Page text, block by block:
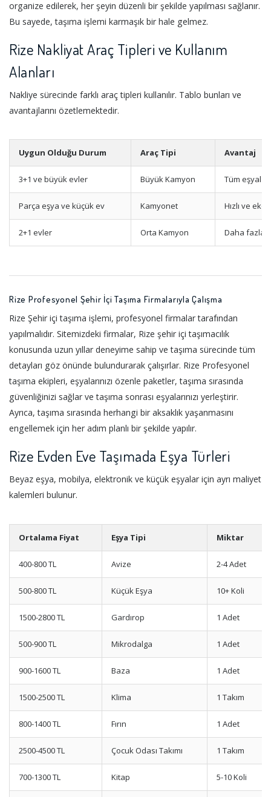
organize edilerek, her şeyin düzenli bir şekilde yapılması sağlanır.
Bu sayede, taşıma işlemi karmaşık bir hale gelmez.
Rize Nakliyat Araç Tipleri ve Kullanım
Alanları
Nakliye sürecinde farklı araç tipleri kullanılır. Tablo bunları ve
avantajlarını özetlemektedir.
Uygun Olduğu Durum Araç Tipi Avantaj
3+1 ve büyük evler Büyük Kamyon Tüm
Parça eşya ve küçük ev Kamyonet Hızlı ve
2+1 evler Orta Kamyon Daha fazla
Rize Profesyonel Şehir İçi Taşıma Firmalarıyla Çalışma
Rize Şehir içi taşıma işlemi, profesyonel firmalar tarafından
yapılmalıdır. Sitemizdeki firmalar, Rize şehir içi taşımacılık
konusunda uzun yıllar deneyime sahip ve taşıma sürecinde tüm
detayları göz önünde bulundurarak çalışırlar. Rize Profesyonel
taşıma ekipleri, eşyalarınızı özenle paketler, taşıma sırasında
güvenliğinizi sağlar ve taşıma sonrası eşyalarınızı yerleştirir.
Ayrıca, taşıma sırasında herhangi bir aksaklık yaşanmasını
engellemek için her adım planlı bir şekilde yapılır.
Rize Evden Eve Taşımada Eşya Türleri
Beyaz eşya, mobilya, elektronik ve küçük eşyalar için ayrı maliyet
kalemleri bulunur.
Ortalama Fiyat Eşya Tipi Miktar
400-800 TL Avize 2-4 Adet
500-800 TL Küçük Eşya 10+ Koli
1500-2800 TL Gardırop 1 Adet
500-900 TL Mikrodalga 1 Adet
900-1600 TL Baza 1 Adet
1500-2500 TL Klima 1 Takım
800-1400 TL Fırın 1 Adet
2500-4500 TL Çocuk Odası Takımı 1 Takım
700-1300 TL Kitap 5-10 Koli